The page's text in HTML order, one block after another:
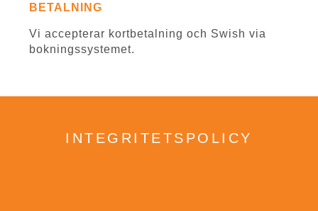
BETALNING
Vi accepterar kortbetalning och Swish via
bokningssystemet.
INTEGRITETSPOLICY